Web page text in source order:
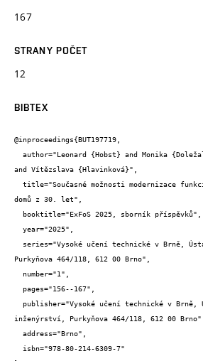
167
STRANY POČET
12
BIBTEX
@inproceedings{BUT197719,
and Vítězslava {Hlavinková}",
domů z 30. let",
Purkyňova 464/118, 612 00 Brno",
inženýrství, Purkyňova 464/118, 612 00 Brno",